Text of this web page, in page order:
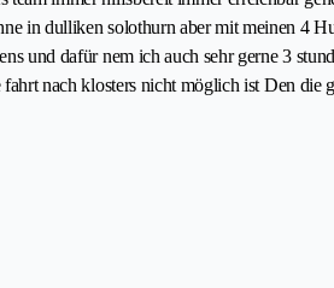
in dulliken solothurn aber mit meinen 4
und dafür nem ich auch sehr gerne 3
nach klosters nicht möglich ist Den die